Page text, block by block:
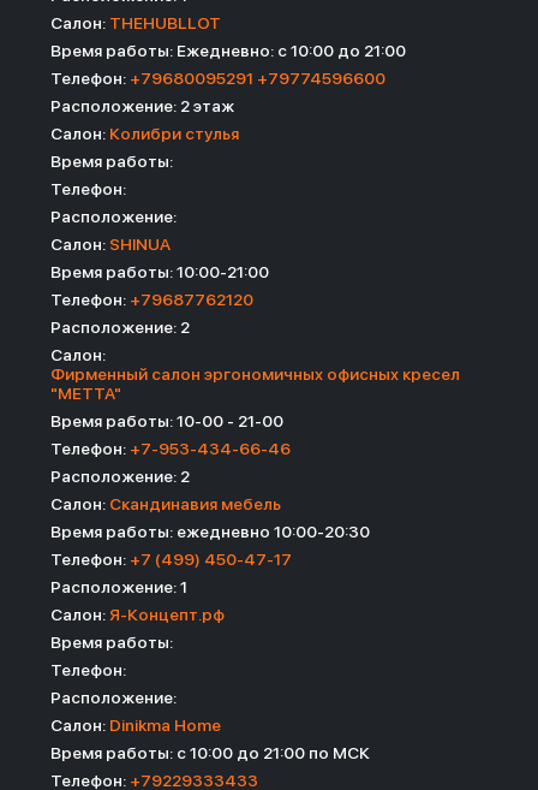
Салон: THEHUBLLOT
Время работы: Ежедневно: с 10:00 до 21:00
Телефон: +79680095291 +79774596600
Расположение: 2 этаж
Салон: Колибри стулья
Время работы:
Телефон:
Расположение:
Салон: SHINUA
Время работы: 10:00-21:00
Телефон: +79687762120
Расположение: 2
Салон:
Фирменный салон эргономичных офисных кресел
"МЕТТА"
Время работы: 10-00 - 21-00
Телефон: +7-953-434-66-46
Расположение: 2
Салон: Скандинавия мебель
Время работы: ежедневно 10:00-20:30
Телефон: +7 (499) 450-47-17
Расположение: 1
Салон: Я-Концепт.рф
Время работы:
Телефон:
Расположение:
Салон: Dinikma Home
Время работы: с 10:00 до 21:00 по МСК
Телефон: +79229333433